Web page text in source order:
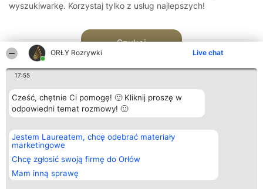
ORŁY Rozrywki Live chat
17:55
Cześć, chętnie Ci pomogę! 🙂 Kliknij proszę w
odpowiedni temat rozmowy! 🙂
Jestem Laureatem, chcę odebrać materiały
marketingowe
Chcę zgłosić swoją firmę do Orłów
Mam inną sprawę
wyszukiwarkę. Korzystaj tylko z usług najlepszych!
Szukaj
Organizator plebiscytu
Bright Side Solutions sp. z o.
o. sp. k.
ul. Ruska 22
Wrocław 50-079
KRS 0000749100 | Regon
381313360 | NIP 8943132676
Plebiscyt
Laureaci
wszystkich
Laureatów
Regulamin
Kontakt
Kontakt